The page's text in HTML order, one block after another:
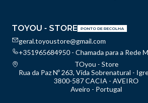
TOYOU - STORE PONTO DE RECOLHA
geral.toyoustore@gmail.com
+351965684950 - Chamada para a Rede
TOyou - Store
Rua da Paz Nº 263, Vida Sobrenatural -
3800-587 CACIA - AVEIRO
Aveiro - Portugal